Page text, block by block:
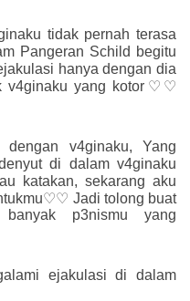
tidak pernah terasa
Pangeran Schild begitu
hanya dengan dia
v4ginaku yang kotor♡♡
v4ginaku, Yang
di dalam v4ginaku
sekarang aku
Jadi tolong buat
p3nismu yang
ejakulasi di dalam